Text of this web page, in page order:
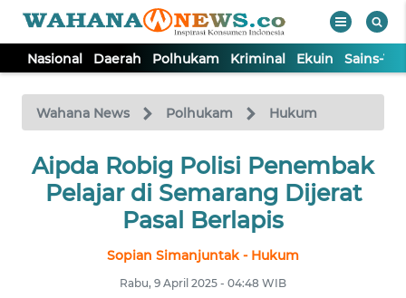
Nasional Daerah Polhukam Kriminal Ekuin Sains-
Wahana News Polhukam Hukum
Aipda Robig Polisi Penembak
Pelajar di Semarang Dijerat
Pasal Berlapis
Sopian Simanjuntak - Hukum
Rabu, 9 April 2025 - 04:48 WIB
TV
Tutup
NASIONAL